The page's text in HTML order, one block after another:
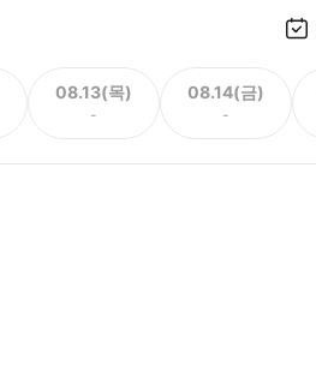
08.13(목)
-
08.14(금)
-